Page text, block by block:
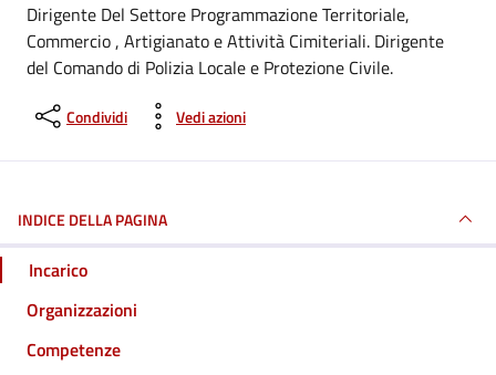
Dirigente Del Settore Programmazione Territoriale,
Commercio , Artigianato e Attività Cimiteriali. Dirigente
del Comando di Polizia Locale e Protezione Civile.
Condividi Vedi azioni
INDICE DELLA PAGINA
Incarico
Organizzazioni
Competenze